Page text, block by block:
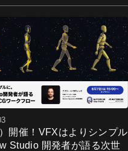
開催！VFXはよりシンプル
Studio 開発者が語る次世